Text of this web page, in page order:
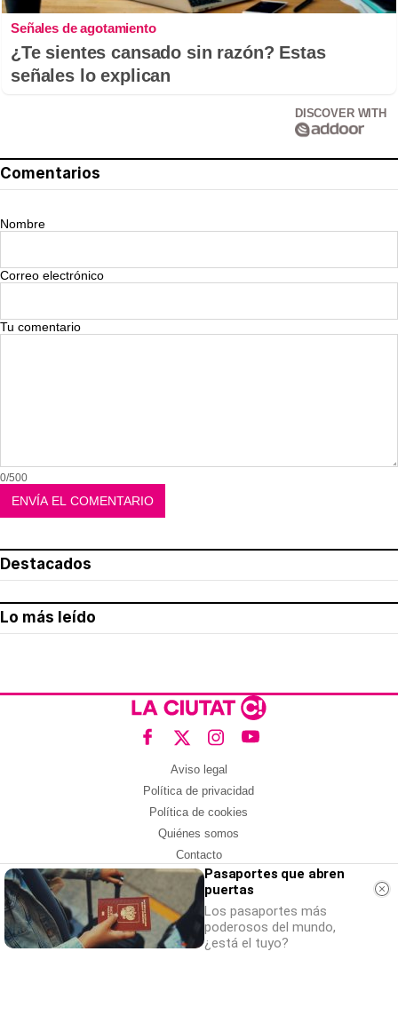
Señales de agotamiento
¿Te sientes cansado sin razón? Estas
señales lo explican
DISCOVER WITH
Comentarios
Nombre
Correo electrónico
Tu comentario
0/500
Destacados
Lo más leído
Aviso legal
Política de privacidad
Política de cookies
Quiénes somos
Contacto
Redes sociales
Con la colaboración de:
Pasaportes que abren
puertas
Los pasaportes más
poderosos del mundo,
¿está el tuyo?